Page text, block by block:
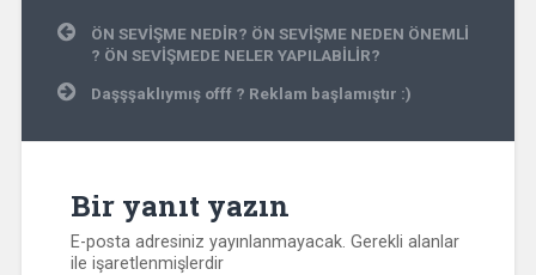
Yazı
gezinmesi
ÖN SEVİŞME NEDİR? ÖN SEVİŞME NEDEN ÖNEMLİ
? ÖN SEVİŞMEDE NELER YAPILABİLİR?
Daşşşaklıymış offf ? Reklam başlamıştır :)
Bir yanıt yazın
E-posta adresiniz yayınlanmayacak. Gerekli alanlar
ile işaretlenmişlerdir